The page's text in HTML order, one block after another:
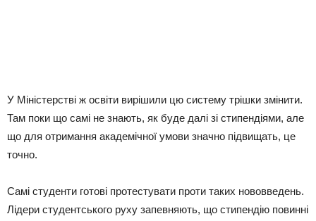
У Міністерстві ж освіти вирішили цю систему трішки змінити.
Там поки що самі не знають, як буде далі зі стипендіями, але
що для отримання академічної умови значно підвищать, це
точно.
Самі студенти готові протестувати проти таких нововведень.
Лідери студентського руху запевняють, що стипендію повинні